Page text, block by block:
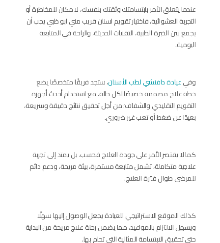
عندما يتعلق الأمر بابتسامتك وثقتك بنفسك، لا مكان للمخاطرة أو
التجربة العشوائية، فاختيار تقويم اسنان قريب مني ابو ظبي يجب أن
يجمع بين الخبرة الطبية، التقنيات الحديثة، والراحة في المتابعة
اليومية.
وفيعيادة دافنشي لطب الأسنان، ستجد فريقًا متخصصًا يضع
خطة علاج مصممة خصيصًا لكل حالة، مع استخدام أحدث أجهزة
التقويم التقليدي والشفاف؛ من أجل تحقيق نتائج دقيقة وسريعة،
بعيدًا عن ضغط أو تعب غير ضروري.
كما لا يقتصر الأمر على جودة العلاج فحسب، بل يمتد إلى تجربة
علاجية متكاملة، تشمل متابعة مستمرة، بيئة مريحة، ودعم دائم
للمرضى طوال فترة العلاج.
كذلك الموقع الاستراتيجي للعيادة يجعل الوصول إليها سهلًا
ويسهل الالتزام بالمواعيد، مما يضمن رحلة علاج مريحة من البداية
حتى تحقيق الابتسامة المثالية التي تحلم بها.